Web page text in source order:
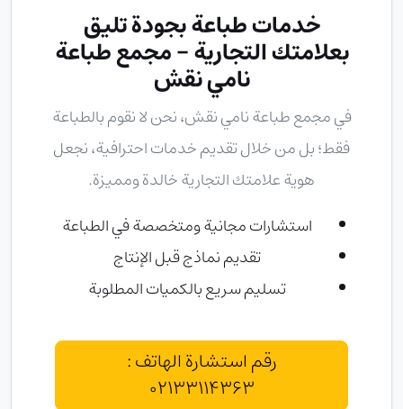
خدمات طباعة بجودة تليق
بعلامتك التجارية - مجمع طباعة
نامي نقش
فيمجمع طباعة نامي نقش، نحن لا نقوم بالطباعة
فقط؛ بل من خلال تقديم خدمات احترافية، نجعل
هوية علامتك التجارية خالدة ومميزة.
استشارات مجانية ومتخصصة في الطباعة
تقديم نماذج قبل الإنتاج
تسليم سريع بالكميات المطلوبة
رقم استشارة الهاتف :
02133114363